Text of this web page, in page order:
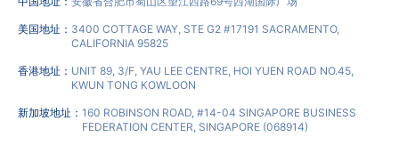
美国地址： 3400 COTTAGE WAY, STE G2 #17191 SACRAMENTO,
CALIFORNIA 95825
香港地址： UNIT 89, 3/F, YAU LEE CENTRE, HOI YUEN ROAD NO.45,
KWUN TONG KOWLOON
新加坡地址： 160 ROBINSON ROAD, #14-04 SINGAPORE BUSINESS
FEDERATION CENTER, SINGAPORE (068914)